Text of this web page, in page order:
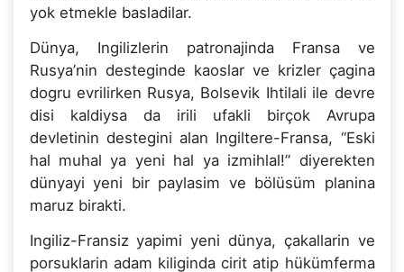
yok etmekle basladilar.
Dünya, Ingilizlerin patronajinda Fransa ve
Rusya’nin desteginde kaoslar ve krizler çagina
dogru evrilirken Rusya, Bolsevik Ihtilali ile devre
disi kaldiysa da irili ufakli birçok Avrupa
devletinin destegini alan Ingiltere-Fransa, “Eski
hal muhal ya yeni hal ya izmihlal!” diyerekten
dünyayi yeni bir paylasim ve bölüsüm planina
maruz birakti.
Ingiliz-Fransiz yapimi yeni dünya, çakallarin ve
porsuklarin adam kiliginda cirit atip hükümferma